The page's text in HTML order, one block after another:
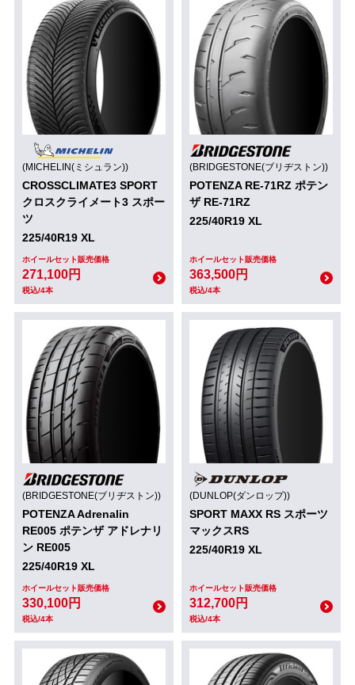
(MICHELIN(ミシュラン))
CROSSCLIMATE3 SPORT
クロスクライメート3 スポー
ツ
225/40R19 XL
ホイールセット販売価格
271,100円
税込/4本
(BRIDGESTONE(ブリヂストン))
POTENZA RE-71RZ ポテン
ザ RE-71RZ
225/40R19 XL
ホイールセット販売価格
363,500円
税込/4本
(BRIDGESTONE(ブリヂストン))
POTENZA Adrenalin
RE005 ポテンザ アドレナリ
ン RE005
225/40R19 XL
ホイールセット販売価格
330,100円
税込/4本
(DUNLOP(ダンロップ))
SPORT MAXX RS スポーツ
マックスRS
225/40R19 XL
ホイールセット販売価格
312,700円
税込/4本